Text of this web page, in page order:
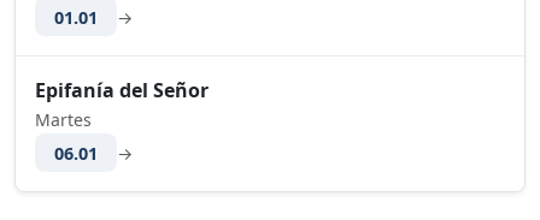
01.01
→
Epifanía del Señor
Martes
06.01
→